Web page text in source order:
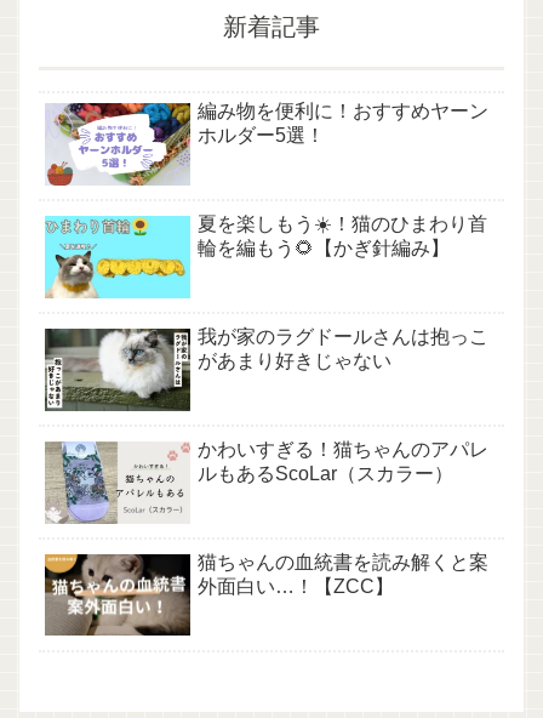
新着記事
編み物を便利に！おすすめヤーン
ホルダー5選！
夏を楽しもう☀️！猫のひまわり首
輪を編もう🌻【かぎ針編み】
我が家のラグドールさんは抱っこ
があまり好きじゃない
かわいすぎる！猫ちゃんのアパレ
ルもあるScoLar（スカラー）
猫ちゃんの血統書を読み解くと案
外面白い…！【ZCC】